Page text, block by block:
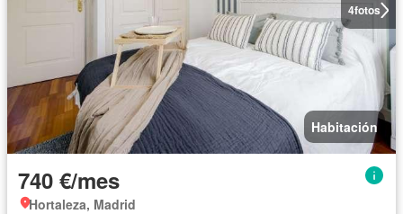
4fotos
Habitación
740 €/mes
Hortaleza, Madrid